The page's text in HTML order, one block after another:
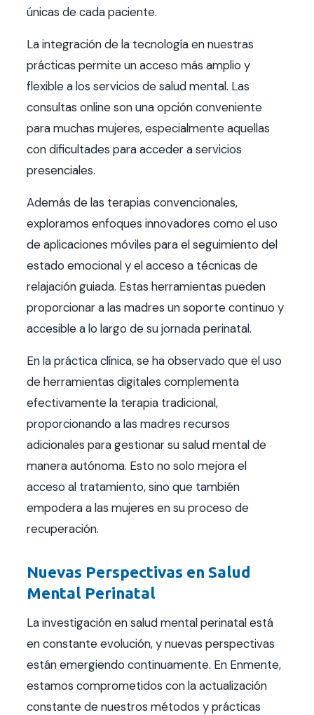
únicas de cada paciente.
La integración de la tecnología en nuestras
prácticas permite un acceso más amplio y
flexible a los servicios de salud mental. Las
consultas online son una opción conveniente
para muchas mujeres, especialmente aquellas
con dificultades para acceder a servicios
presenciales.
Además de las terapias convencionales,
exploramos enfoques innovadores como el uso
de aplicaciones móviles para el seguimiento del
estado emocional y el acceso a técnicas de
relajación guiada. Estas herramientas pueden
proporcionar a las madres un soporte continuo y
accesible a lo largo de su jornada perinatal.
En la práctica clínica, se ha observado que el uso
de herramientas digitales complementa
efectivamente la terapia tradicional,
proporcionando a las madres recursos
adicionales para gestionar su salud mental de
manera autónoma. Esto no solo mejora el
acceso al tratamiento, sino que también
empodera a las mujeres en su proceso de
recuperación.
Nuevas Perspectivas en Salud
Mental Perinatal
La investigación en salud mental perinatal está
en constante evolución, y nuevas perspectivas
están emergiendo continuamente. En Enmente,
estamos comprometidos con la actualización
constante de nuestros métodos y prácticas